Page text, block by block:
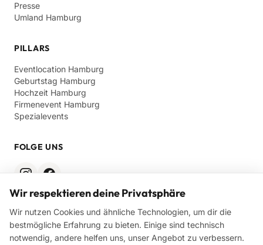
Presse
Umland Hamburg
PILLARS
Eventlocation Hamburg
Geburtstag Hamburg
Hochzeit Hamburg
Firmenevent Hamburg
Spezialevents
FOLGE UNS
Impressum
Datenschutz
Wir respektieren deine Privatsphäre
Wir nutzen Cookies und ähnliche Technologien, um dir die
bestmögliche Erfahrung zu bieten. Einige sind technisch
notwendig, andere helfen uns, unser Angebot zu verbessern.